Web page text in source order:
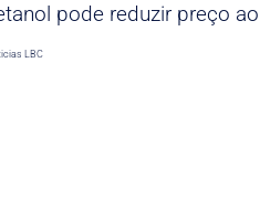
pode reduzir preço
LBC